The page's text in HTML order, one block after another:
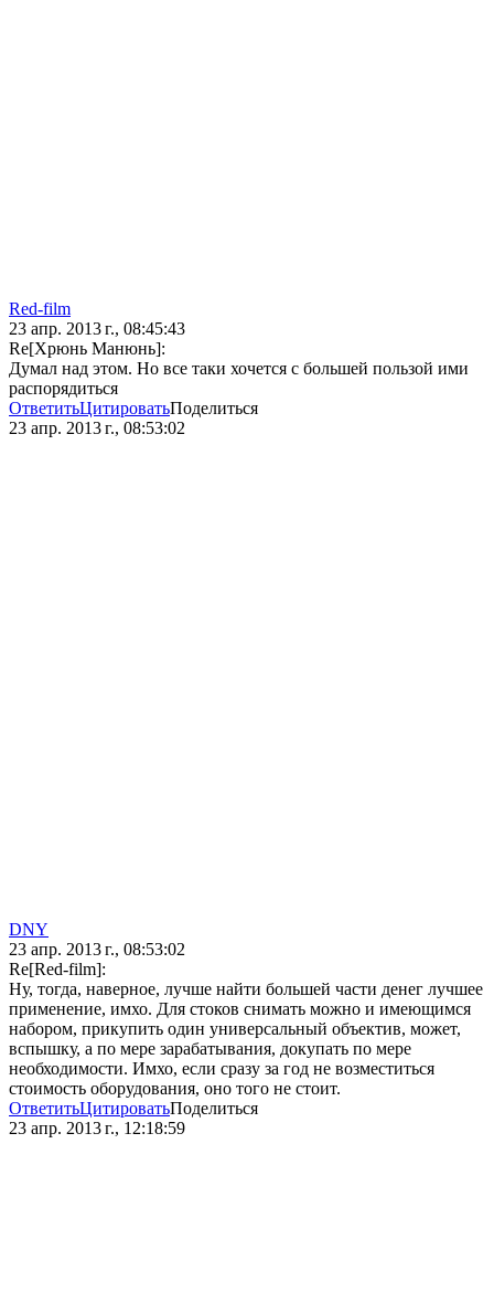
Red-film
23 апр. 2013 г., 08:45:43
Re[Хрюнь Манюнь]:
Думал над этом. Но все таки хочется с большей пользой ими
распорядиться
ОтветитьЦитироватьПоделиться
23 апр. 2013 г., 08:53:02
DNY
23 апр. 2013 г., 08:53:02
Re[Red-film]:
Ну, тогда, наверное, лучше найти большей части денег лучшее
применение, имхо. Для стоков снимать можно и имеющимся
набором, прикупить один универсальный объектив, может,
вспышку, а по мере зарабатывания, докупать по мере
необходимости. Имхо, если сразу за год не возместиться
стоимость оборудования, оно того не стоит.
ОтветитьЦитироватьПоделиться
23 апр. 2013 г., 12:18:59